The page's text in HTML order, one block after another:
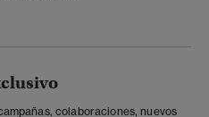
colaboraciones, nuevos